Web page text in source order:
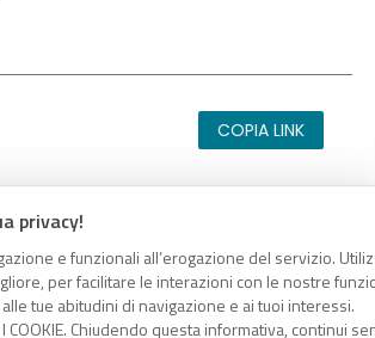
privacy!
e funzionali all’erogazione del servizio.
per facilitare le interazioni con le nostre
tue abitudini di navigazione e ai tuoi interessi.
COOKIE. Chiudendo questa informativa, continui
COPIA LINK